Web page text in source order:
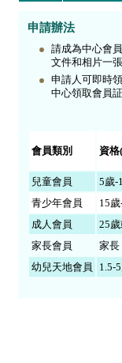
申請辦法
請成為中心會
文件和相片一
申請人可即時
中心領取會員
會員類別 資
兒童會員
5歲-
青少年會員
15
成人會員
25
家長會員
家長
幼兒天地會員
1.5-